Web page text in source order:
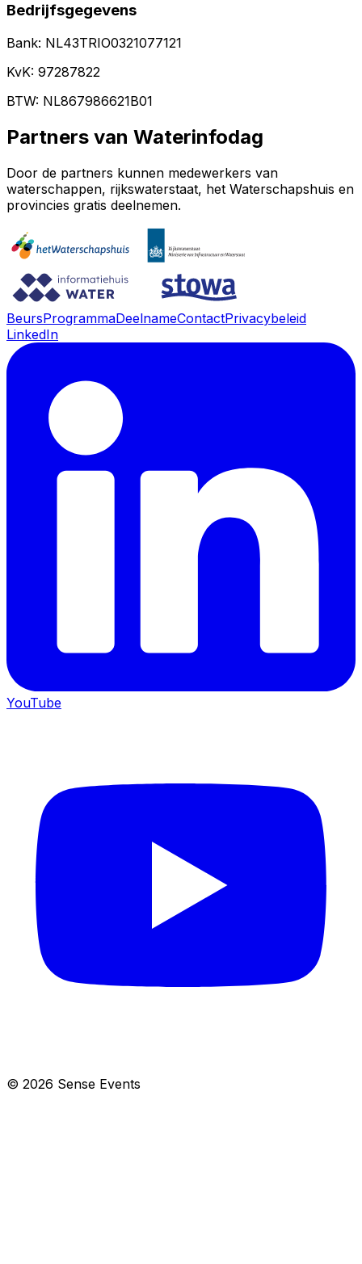
Bedrijfsgegevens
Bank: NL43TRIO0321077121
KvK: 97287822
BTW: NL867986621B01
Partners van Waterinfodag
Door de partners kunnen medewerkers van
waterschappen, rijkswaterstaat, het Waterschapshuis en
provincies gratis deelnemen.
BeursProgrammaDeelnameContactPrivacybeleid
LinkedIn
YouTube
© 2026 Sense Events